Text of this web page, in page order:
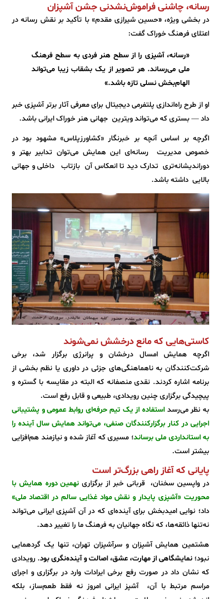
رسانه، چاشنی فراموش‌نشدنی جشن آشپزان
در بخشی ویژه، «حسین شیرازی مقدم» با تأکید بر نقش رسانه در
اعتلای فرهنگ خوراک گفت:
«رسانه، آشپزی را از سطح هنر فردی به سطح فرهنگ
ملی می‌رساند. هر تصویر از یک بشقاب زیبا می‌تواند
الهام‌بخش نسلی تازه باشد.»
او از طرح راه‌اندازی پلتفرمی دیجیتال برای معرفی آثار برتر آشپزی خبر
داد — بستری که می‌تواند ویترین جهانی هنر خوراک ایرانی باشد.
اگرچه بر اساس آنچه بر خبرنگار «کشاورزپلاس» مشهود بود در
خصوص مدیریت رسانه‌ای این همایش می‌توان تدابیر بهتر و
دوراندیشانه‌تری تدارک دید تا انعکاس آن بازتاب داخلی و جهانی
بالایی داشته باشد.
کاستی‌هایی که مانع درخشش نمی‌شوند
اگرچه همایش امسال درخشان و پرانرژی برگزار شد، برخی
شرکت‌کنندگان به ناهماهنگی‌های جزئی در داوری یا نظم بخشی از
برنامه اشاره کردند. نقدی منصفانه که البته در مقایسه با گستره و
پیچیدگی برگزاری چنین رویدادی، طبیعی و قابل رفع است.
به نظر می‌رسد استفاده از یک تیم حرفه‌ای روابط عمومی و پشتیبانی
اجرایی در کنار برگزارکنندگان صنفی، می‌تواند همایش سال آینده را
به استانداردی ملی برساند؛ مسیری که آغاز شده و نیازمند هم‌افزایی
بیشتر است.
پایانی که آغاز راهی بزرگ‌تر است
در واپسین سخنان، قربانی خبر از برگزاری نهمین دوره همایش با
محوریت «آشپزی پایدار و نقش مواد غذایی سالم در اقتصاد ملی»
داد؛ نوایی امیدبخش برای آینده‌ای که در آن آشپزی ایرانی می‌تواند
نه‌تنها ذائقه‌ها، که نگاه جهانیان به فرهنگ ما را تغییر دهد.
هشتمین همایش آشپزان و سرآشپزان تهران، تنها یک گردهمایی
نبود؛ نمایشگاهی از مهارت، عشق، اصالت و آینده‌نگری بود. رویدادی
که نشان داد در صورت رفع برخی ایرادات وارد در برگزاری و اجرای
مراسم مرتبط با آن، آشپز ایرانی امروز نه فقط طعم‌ساز، بلکه